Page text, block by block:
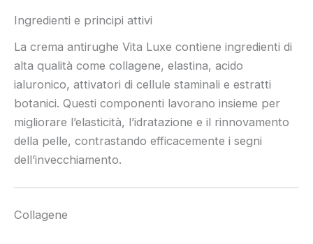
Ingredienti e principi attivi
La crema antirughe Vita Luxe contiene ingredienti di
alta qualità come collagene, elastina, acido
ialuronico, attivatori di cellule staminali e estratti
botanici. Questi componenti lavorano insieme per
migliorare l’elasticità, l’idratazione e il rinnovamento
della pelle, contrastando efficacemente i segni
dell’invecchiamento.
Collagene